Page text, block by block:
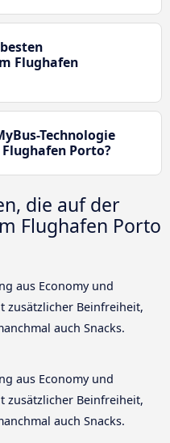
Flughafen
Technologie
Porto?
die auf der
Flughafen Porto
aus Economy und
zusätzlicher Beinfreiheit,
auch Snacks.
aus Economy und
zusätzlicher Beinfreiheit,
auch Snacks.